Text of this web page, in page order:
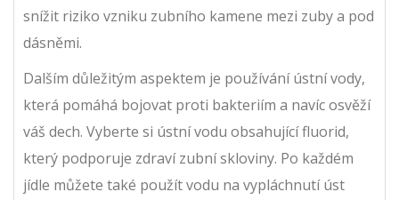
snížit riziko vzniku zubního kamene mezi zuby a pod
dásněmi.
Dalším důležitým aspektem je používání ústní vody,
která pomáhá bojovat proti bakteriím a navíc osvěží
váš dech. Vyberte si ústní vodu obsahující fluorid,
který podporuje zdraví zubní skloviny. Po každém
jídle můžete také použít vodu na vypláchnutí úst